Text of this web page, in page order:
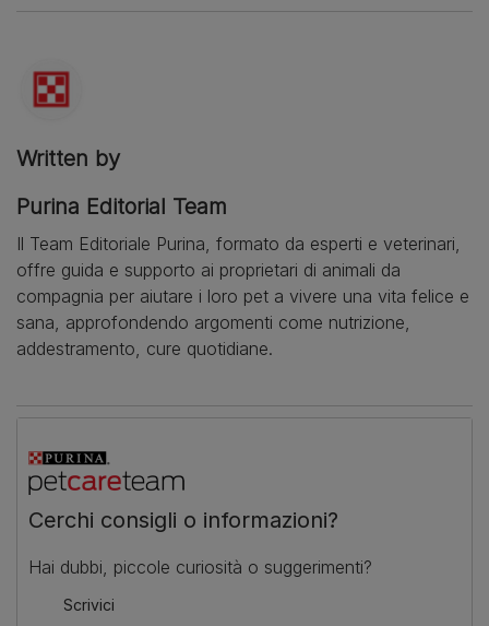
Written by
Purina Editorial Team
Il Team Editoriale Purina, formato da esperti e veterinari,
offre guida e supporto ai proprietari di animali da
compagnia per aiutare i loro pet a vivere una vita felice e
sana, approfondendo argomenti come nutrizione,
addestramento, cure quotidiane.
Cerchi consigli o informazioni?
Hai dubbi, piccole curiosità o suggerimenti?
Scrivici